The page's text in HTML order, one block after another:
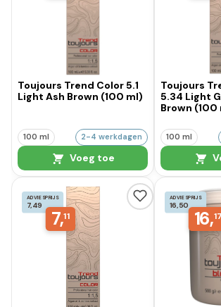
Toujours Trend Color 5.1
Light Ash Brown (100 ml)
100 ml 2-4 werkdagen
Voeg toe
Toujours
5.34 Light
Brown (100
100 ml
ADVIESPRIJS
7,49
7,11
ADVIESPRIJS
16,50
16,17